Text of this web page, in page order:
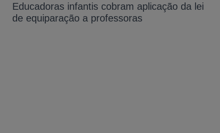
Educadoras infantis cobram aplicação da lei
de equiparação a professoras